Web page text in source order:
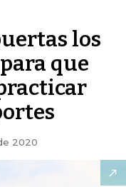
los
que
2020